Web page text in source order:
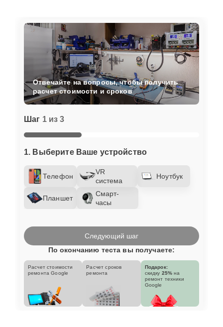
Шаг 1 из 3
1. Выберите Ваше устройство
Телефон
VR
система
Ноутбук
Планшет
Смарт-
часы
Отвечайте на вопросы, чтобы получить
расчет стоимости и сроков
Следующий шаг
По окончанию теста вы получаете:
Расчет стоимости
ремонта Google
Расчет сроков
ремонта
Подарок:
скидку 25% на
ремонт техники
Google